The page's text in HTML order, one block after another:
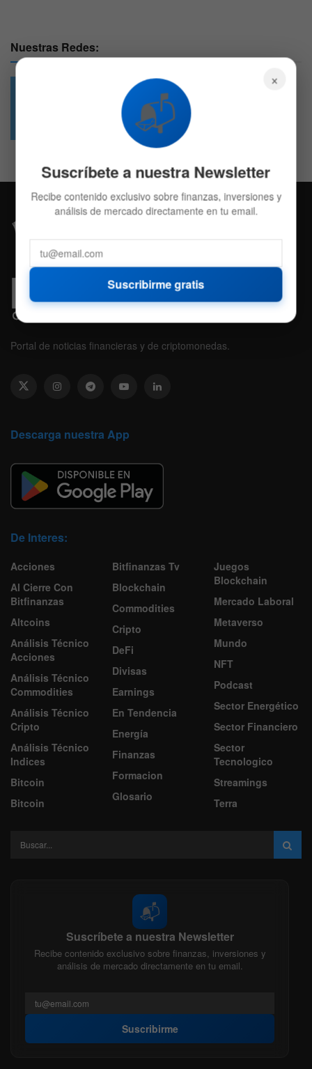
Nuestras Redes:
4.7k
Followers
Portal de noticias financieras y de criptomonedas.
Descarga nuestra App
De Interes:
Acciones
Al Cierre Con
Bitfinanzas
Altcoins
Análisis Técnico
Acciones
Análisis Técnico
Commodities
Análisis Técnico
Cripto
Análisis Técnico
Indices
Bitcoin
Bitcoin
Bitfinanzas Tv
Blockchain
Commodities
Cripto
DeFi
Divisas
Earnings
En Tendencia
Energía
Finanzas
Formacion
Glosario
Juegos
Blockchain
Mercado Laboral
Metaverso
Mundo
NFT
Podcast
Sector Energético
Sector Financiero
Sector
Tecnologico
Streamings
Terra
📬
Suscríbete a nuestra Newsletter
Recibe contenido exclusivo sobre finanzas, inversiones y
análisis de mercado directamente en tu email.
Suscribirme
×
📬
Suscríbete a nuestra Newsletter
Recibe contenido exclusivo sobre finanzas, inversiones y
análisis de mercado directamente en tu email.
Suscribirme gratis